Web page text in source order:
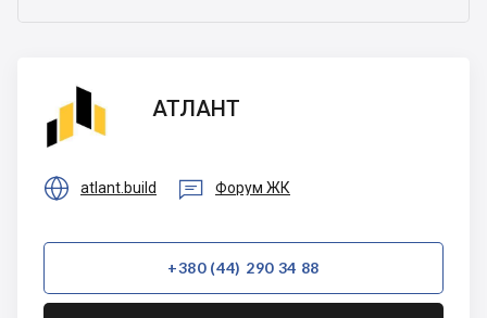
АТЛАНТ
АТЛАНТ
 atlant.build  Форум ЖК
+380 (44) 290 34 88